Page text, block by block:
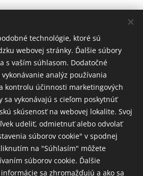
technológie, ktoré sú
webovej stránky. Ďalšie súbory
s vaším súhlasom. Dodatočné
analýz používania
kontrolu účinnosti marketingových
sa vykonávajú s cieľom poskytnúť
skúsenosť na webovej lokalite. Svoj
udeliť, odmietnuť alebo odvolať
súborov cookie" v spodnej
na "Súhlasím" môžete
súborov cookie. Ďalšie
sa zhromažďujú a ako sa